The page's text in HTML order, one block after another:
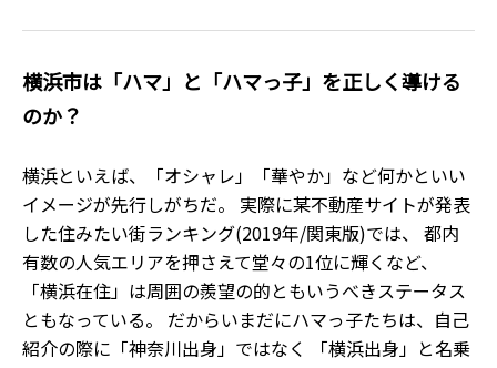
横浜市は「ハマ」と「ハマっ子」を正しく導ける
のか？
横浜といえば、「オシャレ」「華やか」など何かといい
イメージが先行しがちだ。 実際に某不動産サイトが発表
した住みたい街ランキング(2019年/関東版)では、 都内
有数の人気エリアを押さえて堂々の1位に輝くなど、
「横浜在住」は周囲の羨望の的ともいうべきステータス
ともなっている。 だからいまだにハマっ子たちは、自己
紹介の際に「神奈川出身」ではなく 「横浜出身」と名乗